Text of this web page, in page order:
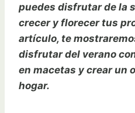
puedes disfrutar de la
crecer y florecer tus
artículo, te
disfrutar del verano
en macetas y crear un
hogar.